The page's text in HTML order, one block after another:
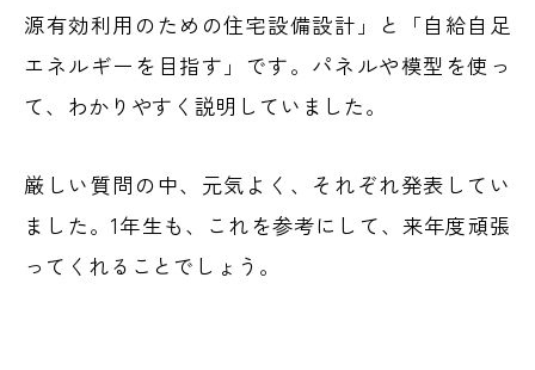
源有効利用のための住宅設備設計」と「自給自足
エネルギーを目指す」です。パネルや模型を使っ
て、わかりやすく説明していました。
厳しい質問の中、元気よく、それぞれ発表してい
ました。1年生も、これを参考にして、来年度頑張
ってくれることでしょう。